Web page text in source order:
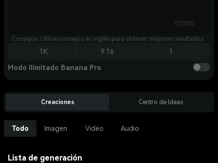
0/2000
Consejos: Utilice consejos en inglés para obtener mejores resultados.
1K 9:16 1
Modo Ilimitado Banana Pro
Creaciones Centro de Ideas
Todo Imagen Video Audio
Lista de generación